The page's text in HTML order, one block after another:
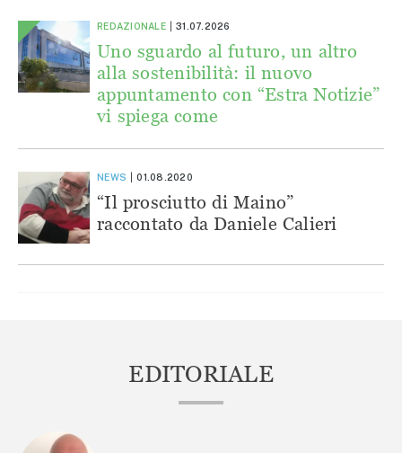
REDAZIONALE 31.07.2026
Uno sguardo al futuro, un altro
alla sostenibilità: il nuovo
appuntamento con “Estra Notizie”
vi spiega come
NEWS 01.08.2020
“Il prosciutto di Maino”
raccontato da Daniele Calieri
EDITORIALE